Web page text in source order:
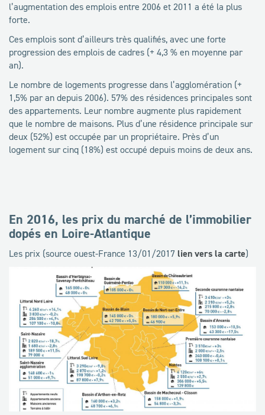
l’augmentation des emplois entre 2006 et 2011 a été la plus
forte.
Ces emplois sont d’ailleurs très qualifiés, avec une forte
progression des emplois de cadres (+ 4,3 % en moyenne par
an).
Le nombre de logements progresse dans l’agglomération (+
1,5% par an depuis 2006). 57% des résidences principales sont
des appartements. Leur nombre augmente plus rapidement
que le nombre de maisons. Plus d’une résidence principale sur
deux (52%) est occupée par un propriétaire. Près d’un
logement sur cinq (18%) est occupé depuis moins de deux ans.
En 2016, les prix du marché de l’immobilier
dopés en Loire-Atlantique
Les prix (source ouest-France 13/01/2017 lien vers la carte)